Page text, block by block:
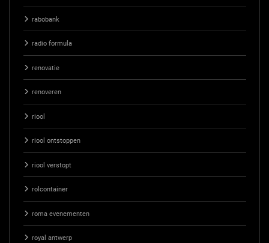
rabobank
radio formula
renovatie
renoveren
riool
riool ontstoppen
riool verstopt
rolcontainer
roma evenementen
royal antwerp